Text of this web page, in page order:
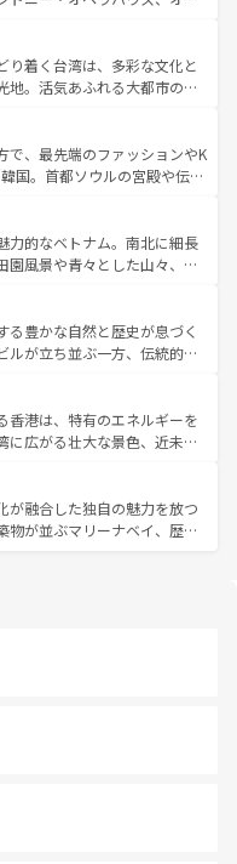
やハワイアンミュージッ
、すべてがハワイの魅力を彩
発見と感動が待っているハ
えるウルル（エアーズロッ
生林やケアンズの熱帯雨林な
た、カフェやワイン、オージ
ており、サーフィンやダイ
ウトドア好きにはたまらな
魅力を存分に味わいつくそ
り着く台湾は、多彩な文化と
地。活気あふれる大都市の台
台湾東部など、都市の喧騒
り、訪れる人に新しい発見と
た、奥深い台湾の食文化も魅
ど、バラエティ豊かな料理
の台湾情報は コンテンツ一覧を参
で、最先端のファッションやK
国。首都ソウルの宮殿や伝統
々の自然美を楽しむことが
肉、絶品のストリートフード
待っている。夜には、韓国な
多彩な魅力を心ゆくまで味
い。 なお、新着の韓国情報はコンテンツ一
力的なベトナム。南北に細長
園風景や青々とした山々、世
。ハノイの古い町並みやホ
代の建物も、独特の雰囲気を
エティの豊かさとおいしさで
トナムコーヒーなどは、ぜ
域を訪れてもあたたかい人々
、きっと忘れられない旅にな
る豊かな自然と歴史が息づく
ルが立ち並ぶ一方、伝統的な
はチェンマイなどの山岳地
はプーケットやクラビの美し
しむことができる。タイ料理
どの季節にも異なる楽しみ
タイの人々、仏教を中心とし
源が、訪れる旅人を魅了し続
香港は、特有のエネルギーを
に広がる壮大な景色、近未来
ず。観光スポットが密集し
回れるのも魅力。息をのむよ
で、香港を存分に楽しみ尽く
が融合した独自の魅力を放つ
物が並ぶマリーナベイ、歴史
楽しめる外せないスポット